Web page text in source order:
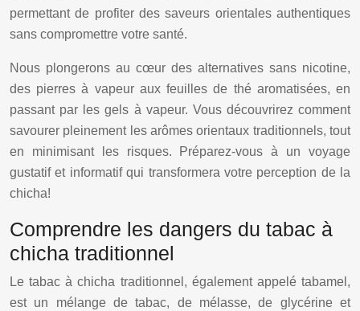
permettant de profiter des saveurs orientales authentiques
sans compromettre votre santé.
Nous plongerons au cœur des alternatives sans nicotine,
des pierres à vapeur aux feuilles de thé aromatisées, en
passant par les gels à vapeur. Vous découvrirez comment
savourer pleinement les arômes orientaux traditionnels, tout
en minimisant les risques. Préparez-vous à un voyage
gustatif et informatif qui transformera votre perception de la
chicha!
Comprendre les dangers du tabac à
chicha traditionnel
Le tabac à chicha traditionnel, également appelé tabamel,
est un mélange de tabac, de mélasse, de glycérine et